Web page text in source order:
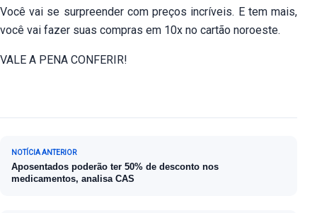
Você vai se surpreender com preços incríveis. E tem mais,
você vai fazer suas compras em 10x no cartão noroeste.
VALE A PENA CONFERIR!
Navegação de Post
NOTÍCIA ANTERIOR
Aposentados poderão ter 50% de desconto nos
medicamentos, analisa CAS